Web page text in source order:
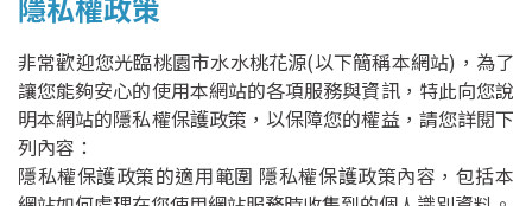
花絮分享
水污染防治
水污染介紹
非常歡迎您光臨桃園市水水桃花源(以下簡稱本網站)，為了
讓您能夠安心的使用本網站的各項服務與資訊，特此向您說
明本網站的隱私權保護政策，以保障您的權益，請您詳閱下
列內容：
隱私權保護政策的適用範圍 隱私權保護政策內容，包括本